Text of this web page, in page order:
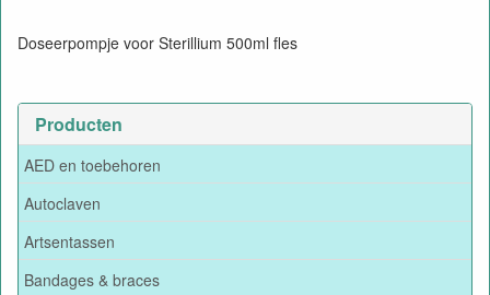
Producten
AED en toebehoren
Autoclaven
Artsentassen
Bandages & braces
Doseerpompje voor Sterillium 500ml fles